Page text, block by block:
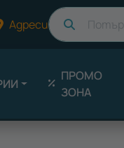
Адреси Търси
ПРОМО
ЗОНА